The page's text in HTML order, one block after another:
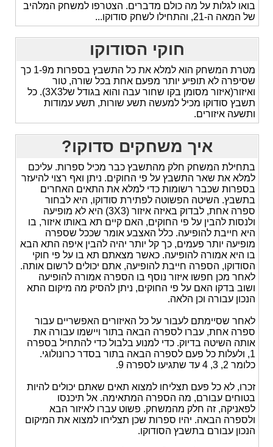
בואו לגלות על מה כולם מדברים. הצטרפו למשחק המלהיב
של המאה ה-21, והתחילו לשחק סודוקו...
חוקי הסודוקו
מטרת המשחק הוא למלא את כל התשבץ בספרות מ1-9 כך
שסיפרה לא תופיע יותר מפעם אחת בכל שורה, טור
ואיזור(איזור מסומן בקו שחור עבה והוא בגודל של3X3). כל
תשבץ סודוקו מכיל למעשה תשע שורות, תשע עמודות
ותשעה איזורים.
איך משחקים סדוקו?
בתחילת המשחק חלק מהתשבץ כבר מכיל ספרות. עליכם
למלא את שאר התשבץ על פי החוקים. ניתן ואף רצוי להיעזר
בספרות שכבר רשומות כדי למלא את התאים האחרים
בתשבץ. השיטה הפשוטה לפתירת סודוקו, היא לבחור
ספרה אחת, לבדוק באיזה איזור (3X3) היא לא מופיעה
ולנסות להבין על פי החוקים, האם קיים תא באותו איזור, בו
היא חייבת להופיעה. כלל האצבע אומר שככל שספרה
מופיעה יותר פעמים, כך קל יותר יהיה להבין איפה התא הבא
בו היא אמורה להופיעה. כאשר מצאתם תא בו על פי חוקי
הסודוקו, הספרה חייבת להופיעה, אתם יכולים לרשום אותה.
לאחר מכן חפשו איזור נוסף בו הספרה אמורה להופיעה
ושוב בדקו האם על פי החוקים, ניתן להסיק מה מיקום התא
הנכון עבורה וכן הלאה.
לאחר שסיימתם לעבור על כל האיזורים האפשריים עבור
ספרה אחת, עברו לספרה הבאה בתור ויישמו עבורה את
אותה השיטה בדיוק. כדי למנוע בלבול כדי להתחיל בספרה
1, ולעלות כל פעם לספרה הבאה בתור בסדר כרונולוגי.
כלומר 2, 3, 4 עד שתגיעו לספרה 9.
זכרו, לא כל פעם תצליחו למצוא תאים שאתם יכולים להיות
בטוחים עבורם, מה הספרה המתאימה. אל תיכנסו
לפאניקה, זה חלק מהמשחק. פשוט עברו לאיזור הבא
ולספרה הבאה. יהיו ספרות שכן תצליחו למצוא את המיקום
הנכון עבורם בתשבץ הסודוקו.